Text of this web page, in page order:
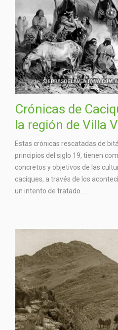
Crónicas de
la región de Villa
Estas crónicas rescatadas de
principios del siglo 19, tienen
concretos y objetivos de las
caciques, a través de los
un intento de tratado...